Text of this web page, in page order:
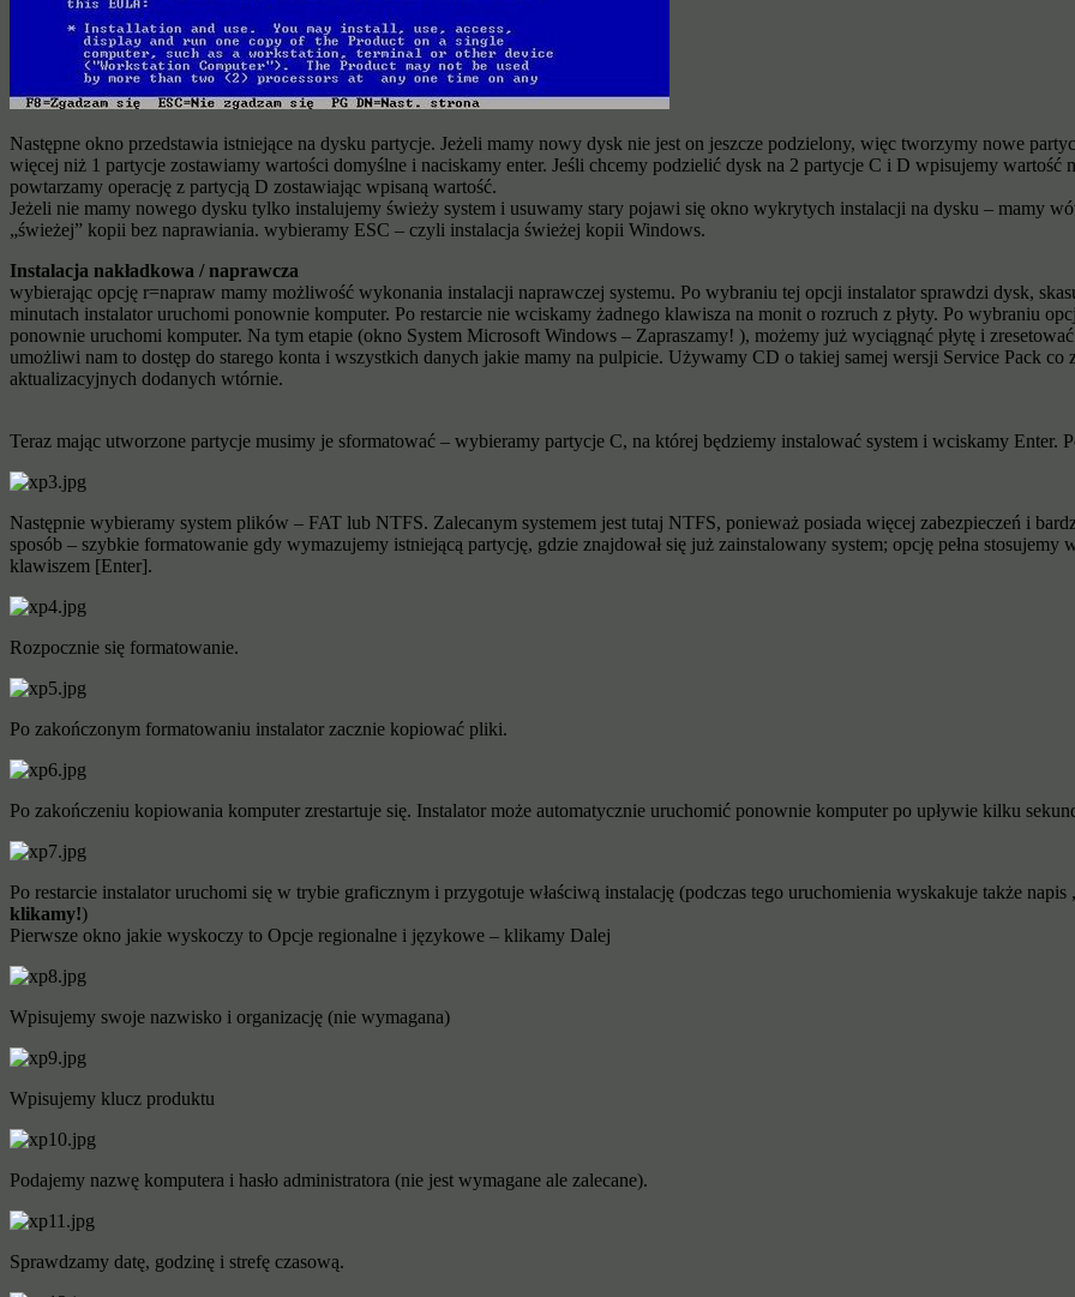
Następne okno przedstawia istniejące na dysku partycje. Jeżeli mamy nowy dysk nie jest on jeszcze podzielony, więc tworzymy nowe
więcej niż 1 partycje zostawiamy wartości domyślne i naciskamy enter. Jeśli chcemy podzielić dysk na 2 partycje C i D wpisujemy
powtarzamy operację z partycją D zostawiając wpisaną wartość.
Jeżeli nie mamy nowego dysku tylko instalujemy świeży system i usuwamy stary pojawi się okno wykrytych instalacji na dysku – mamy
„świeżej” kopii bez naprawiania. wybieramy ESC – czyli instalacja świeżej kopii Windows.
Instalacja nakładkowa / naprawcza
wybierając opcję r=napraw mamy możliwość wykonania instalacji naprawczej systemu. Po wybraniu tej opcji instalator sprawdzi dysk,
minutach instalator uruchomi ponownie komputer. Po restarcie nie wciskamy żadnego klawisza na monit o rozruch z płyty. Po wybraniu
ponownie uruchomi komputer. Na tym etapie (okno System Microsoft Windows – Zapraszamy! ), możemy już wyciągnąć płytę i
umożliwi nam to dostęp do starego konta i wszystkich danych jakie mamy na pulpicie. Używamy CD o takiej samej wersji Service Pack co
aktualizacyjnych dodanych wtórnie.
Teraz mając utworzone partycje musimy je sformatować – wybieramy partycje C, na której będziemy instalować system i wciskamy Enter.
Następnie wybieramy system plików – FAT lub NTFS. Zalecanym systemem jest tutaj NTFS, ponieważ posiada więcej zabezpieczeń i
sposób – szybkie formatowanie gdy wymazujemy istniejącą partycję, gdzie znajdował się już zainstalowany system; opcję pełna
klawiszem [Enter].
Rozpocznie się formatowanie.
Po zakończonym formatowaniu instalator zacznie kopiować pliki.
Po zakończeniu kopiowania komputer zrestartuje się. Instalator może automatycznie uruchomić ponownie komputer po upływie kilku
Po restarcie instalator uruchomi się w trybie graficznym i przygotuje właściwą instalację (podczas tego uruchomienia wyskakuje także
klikamy!)
Pierwsze okno jakie wyskoczy to Opcje regionalne i językowe – klikamy Dalej
Wpisujemy swoje nazwisko i organizację (nie wymagana)
Wpisujemy klucz produktu
Podajemy nazwę komputera i hasło administratora (nie jest wymagane ale zalecane).
Sprawdzamy datę, godzinę i strefę czasową.